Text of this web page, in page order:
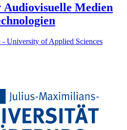
Audiovisuelle Medien
University of Applied Sciences